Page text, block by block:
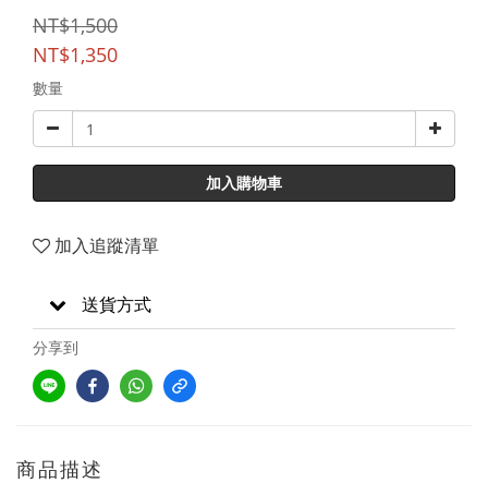
NT$1,500
NT$1,350
數量
加入購物車
加入追蹤清單
送貨方式
分享到
商品描述